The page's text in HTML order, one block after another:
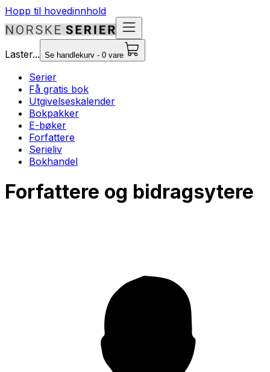
Hopp til hovedinnhold
Laster... Se handlekurv - 0 vare
Serier
Få gratis bok
Utgivelseskalender
Bokpakker
E-bøker
Forfattere
Serieliv
Bokhandel
Forfattere og bidragsytere